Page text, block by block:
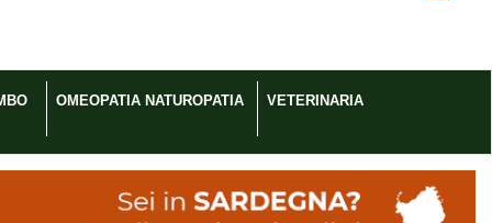
OMEOPATIA NATUROPATIA VETERINARIA